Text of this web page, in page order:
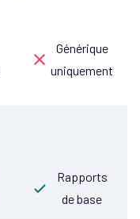
Générique
uniquement
Rapports
de base